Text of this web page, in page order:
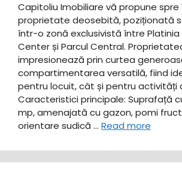
Capitoliu Imobiliare vă propune spre
proprietate deosebită, poziționată
într-o zonă exclusivistă între Platinia
Center și Parcul Central.
impresionează prin curtea
compartimentarea versatilă, fiind
pentru locuit, cât și pentru activități
Caracteristici principale: ​Suprafață
mp, amenajată cu gazon, pomi
orientare sudică … Read more